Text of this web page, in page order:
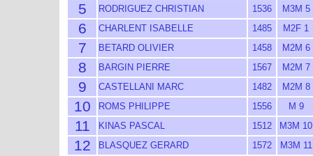
5 RODRIGUEZ CHRISTIAN 1536 M3M 5
6 CHARLENT ISABELLE 1485 M2F 1
7 BETARD OLIVIER 1458 M2M 6
8 BARGIN PIERRE 1567 M2M 7
9 CASTELLANI MARC 1482 M2M 8
10 ROMS PHILIPPE 1556 M 9
11 KINAS PASCAL 1512 M3M 10
12 BLASQUEZ GERARD 1572 M3M 11